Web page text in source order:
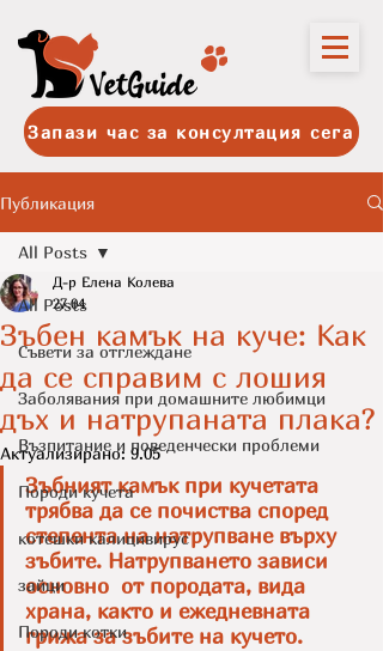
Запази час за консултация сега
Публикация
All Posts
Съвети за отглеждане
Заболявания при домашните любимци
Възпитание и поведенчески проблеми
Породи кучета
котешки калицивирус
зайци
Породи котки
All Posts
Зъбен камък на куче: Как
да се справим с лошия
дъх и натрупаната плака?
Д-р Елена Колева
27.04
Актуализирано: 9.05
Зъбният камък при кучетата
трябва да се почиства според
степента на натрупване върху
зъбите. Натрупването зависи
основно  от породата, вида
храна, както и ежедневната
грижа за зъбите на кучето.